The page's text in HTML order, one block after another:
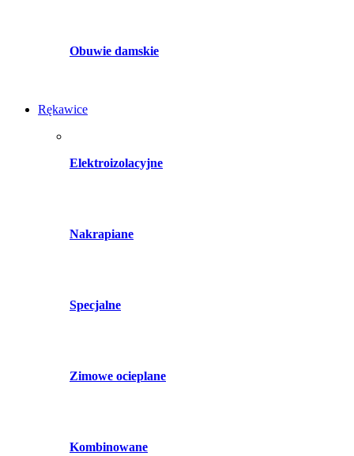
Obuwie damskie
Rękawice
Elektroizolacyjne
Nakrapiane
Specjalne
Zimowe ocieplane
Kombinowane